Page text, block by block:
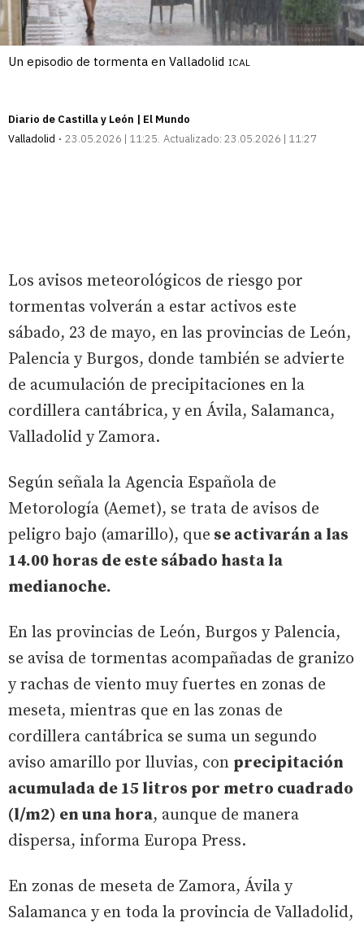
Un episodio de tormenta en Valladolid ICAL
Diario de Castilla y León | El Mundo
Valladolid
23.05.2026 | 11:25 Actualizado: 23.05.2026 | 11:27
Los avisos meteorológicos de riesgo por
tormentas volverán a estar activos este
sábado, 23 de mayo, en las provincias de León,
Palencia y Burgos, donde también se advierte
de acumulación de precipitaciones en la
cordillera cantábrica, y en Ávila, Salamanca,
Valladolid y Zamora.
Según señala la Agencia Española de
Metorología (Aemet), se trata de avisos de
peligro bajo (amarillo), que se activarán a las
14.00 horas de este sábado hasta la
medianoche.
En las provincias de León, Burgos y Palencia,
se avisa de tormentas acompañadas de granizo
y rachas de viento muy fuertes en zonas de
meseta, mientras que en las zonas de
cordillera cantábrica se suma un segundo
aviso amarillo por lluvias, con precipitación
acumulada de 15 litros por metro cuadrado
(l/m2) en una hora, aunque de manera
dispersa, informa Europa Press.
En zonas de meseta de Zamora, Ávila y
Salamanca y en toda la provincia de Valladolid,